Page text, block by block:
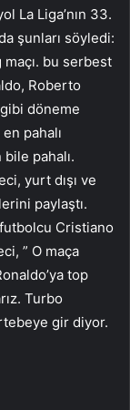
La Liga’nın 33.
şunları söyledi:
bu serbest
Roberto
döneme
pahalı
bile pahalı.
yurt dışı ve
paylaştı.
Cristiano
” O maça
top
Turbo
gir diyor.